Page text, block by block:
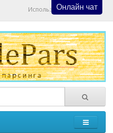
Используйте Онлайн Чат
Онлайн чат